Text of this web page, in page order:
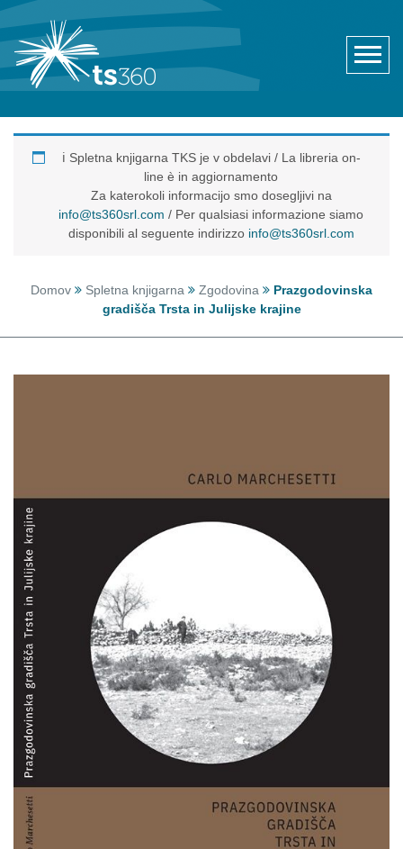
ℹ️ Spletna knjigarna TKS je v obdelavi / La libreria on-
line è in aggiornamento
Za katerokoli informacijo smo dosegljivi na
info@ts360srl.com / Per qualsiasi informazione siamo
disponibili al seguente indirizzo info@ts360srl.com
Domov Spletna knjigarna Zgodovina
Prazgodovinska
gradišča Trsta in Julijske krajine